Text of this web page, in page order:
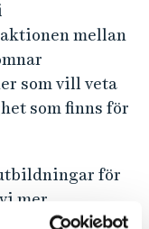
mellan
som vill veta
som finns för
för
mer.